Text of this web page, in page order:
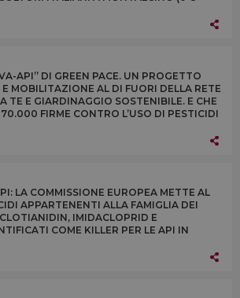
API” DI GREEN PACE. UN PROGETTO
MOBILITAZIONE AL DI FUORI DELLA RETE
TE E GIARDINAGGIO SOSTENIBILE. E CHE
FIRME CONTRO L’USO DI PESTICIDI
LA COMMISSIONE EUROPEA METTE AL
APPARTENENTI ALLA FAMIGLIA DEI
IMIDACLOPRID E
COME KILLER PER LE API IN